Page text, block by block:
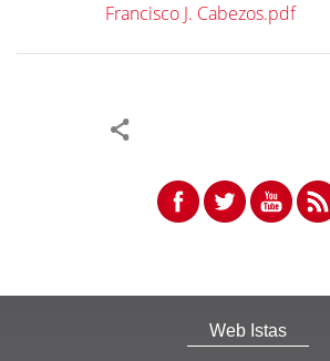
Francisco J. Cabezos.pdf
Web Istas